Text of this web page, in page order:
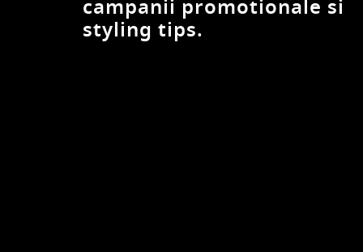
campanii promotionale si
styling tips.